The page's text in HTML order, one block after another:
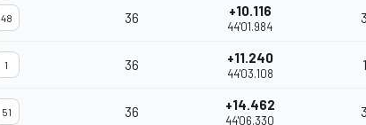
48 36 +10.116
44'01.984
1 36 +11.240
44'03.108
51 36 +14.462
44'06.330